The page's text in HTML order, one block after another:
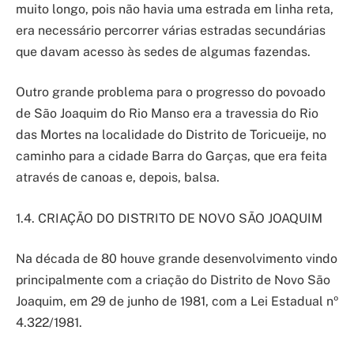
muito longo, pois não havia uma estrada em linha reta,
era necessário percorrer várias estradas secundárias
que davam acesso às sedes de algumas fazendas.
Outro grande problema para o progresso do povoado
de São Joaquim do Rio Manso era a travessia do Rio
das Mortes na localidade do Distrito de Toricueije, no
caminho para a cidade Barra do Garças, que era feita
através de canoas e, depois, balsa.
1.4. CRIAÇÃO DO DISTRITO DE NOVO SÃO JOAQUIM
Na década de 80 houve grande desenvolvimento vindo
principalmente com a criação do Distrito de Novo São
Joaquim, em 29 de junho de 1981, com a Lei Estadual nº
4.322/1981.